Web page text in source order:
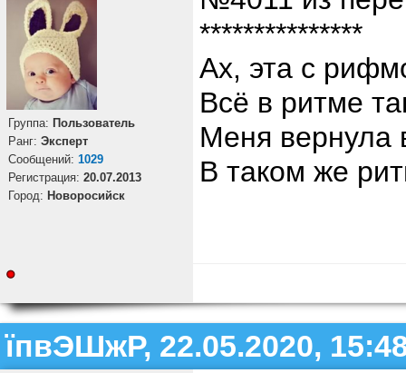
Группа: Пользователь
Ранг: Эксперт
Cообщений: 1029
Регистрация: 20.07.2013
Город: Новоросийск
***************
Ах, эта с
Всё в ритме
Меня вернула
В таком же
їпвЭШжР, 22.05.2020,